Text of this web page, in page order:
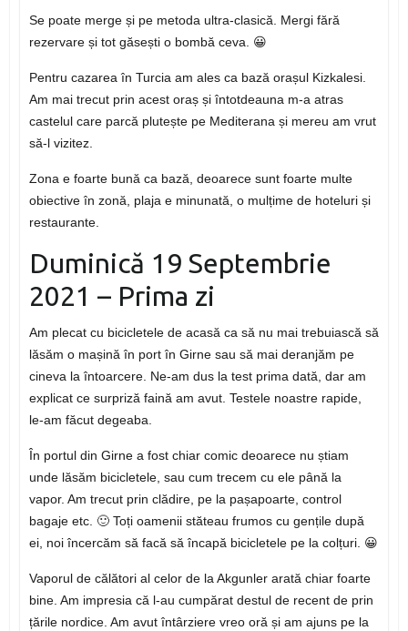
Se poate merge și pe metoda ultra-clasică. Mergi fără
rezervare și tot găsești o bombă ceva. 😀
Pentru cazarea în Turcia am ales ca bază orașul Kizkalesi.
Am mai trecut prin acest oraș și întotdeauna m-a atras
castelul care parcă plutește pe Mediterana și mereu am vrut
să-l vizitez.
Zona e foarte bună ca bază, deoarece sunt foarte multe
obiective în zonă, plaja e minunată, o mulțime de hoteluri și
restaurante.
Duminică 19 Septembrie
2021 – Prima zi
Am plecat cu bicicletele de acasă ca să nu mai trebuiască să
lăsăm o mașină în port în Girne sau să mai deranjăm pe
cineva la întoarcere. Ne-am dus la test prima dată, dar am
explicat ce surpriză faină am avut. Testele noastre rapide,
le-am făcut degeaba.
În portul din Girne a fost chiar comic deoarece nu știam
unde lăsăm bicicletele, sau cum trecem cu ele până la
vapor. Am trecut prin clădire, pe la pașapoarte, control
bagaje etc. 🙂 Toți oamenii stăteau frumos cu gențile după
ei, noi încercăm să facă să încapă bicicletele pe la colțuri. 😀
Vaporul de călători al celor de la Akgunler arată chiar foarte
bine. Am impresia că l-au cumpărat destul de recent de prin
țările nordice. Am avut întârziere vreo oră și am ajuns pe la